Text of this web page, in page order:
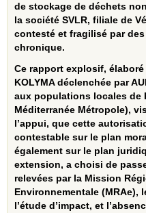
de stockage de déchets
la société SVLR, filiale de
contesté et fragilisé par
chronique.
Ce rapport explosif,
KOLYMA déclenchée par
aux populations locales de
Méditerranée Métropole),
l’appui, que cette
contestable sur le plan
également sur le plan
extension, a choisi de
relevées par la Mission
Environnementale
l’étude d’impact, et